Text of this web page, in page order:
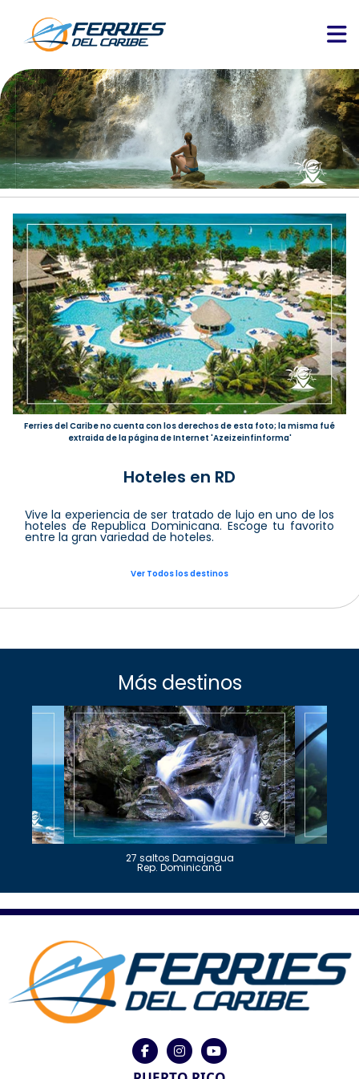
Ferries del Caribe no cuenta con los derechos de esta foto; la misma fué
extraida de la página de Internet 'Azeizeinfinforma'
Hoteles en RD
Vive la experiencia de ser tratado de lujo en uno de los
hoteles de Republica Dominicana. Escoge tu favorito
entre la gran variedad de hoteles.
Ver Todos los destinos
Más destinos
27 saltos Damajagua
Rep. Dominicana